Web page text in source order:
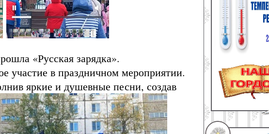
«Русская зарядка».
участие в праздничном мероприятии.
яркие и душевные песни, создав